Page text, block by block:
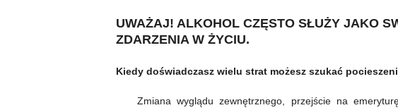
UWAŻAJ! ALKOHOL CZĘSTO SŁUŻY JAKO
ZDARZENIA W ŻYCIU.
Kiedy doświadczasz wielu strat możesz szukać
Zmiana wyglądu zewnętrznego, przejście na